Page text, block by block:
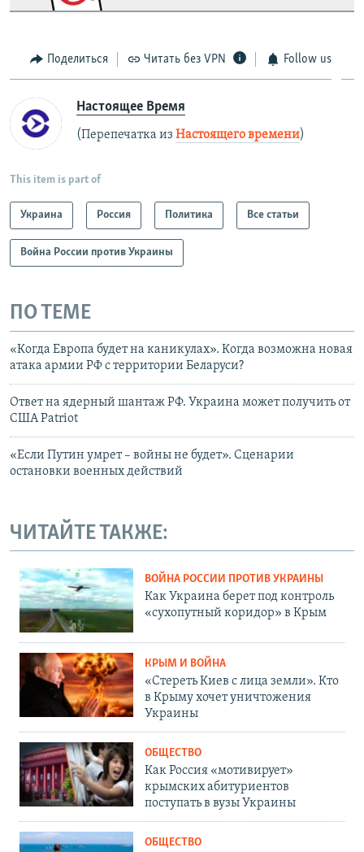
Поделиться Читать без VPN Follow us
Настоящее Время
(Перепечатка из Настоящего времени)
This item is part of
Украина Россия Политика Все статьи
Война России против Украины
ПО ТЕМЕ
«Когда Европа будет на каникулах». Когда возможна новая
атака армии РФ с территории Беларуси?
Ответ на ядерный шантаж РФ. Украина может получить от
США Patriot
«Если Путин умрет – войны не будет». Сценарии
остановки военных действий
ЧИТАЙТЕ ТАКЖЕ:
ВОЙНА РОССИИ ПРОТИВ УКРАИНЫ
Как Украина берет под контроль
«сухопутный коридор» в Крым
КРЫМ И ВОЙНА
«Стереть Киев с лица земли». Кто
в Крыму хочет уничтожения
Украины
ОБЩЕСТВО
Как Россия «мотивирует»
крымских абитуриентов
поступать в вузы Украины
ОБЩЕСТВО